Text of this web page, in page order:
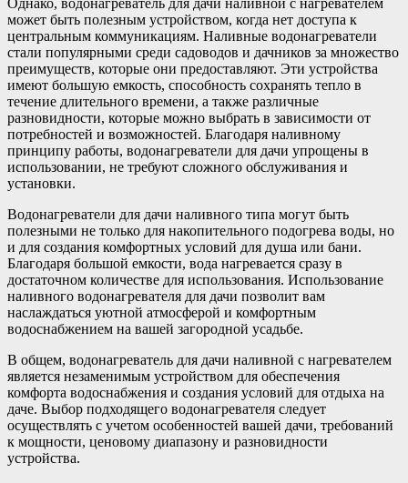
может быть полезным устройством, когда нет доступа к
центральным коммуникациям. Наливные водонагреватели
стали популярными среди садоводов и дачников за множество
преимуществ, которые они предоставляют. Эти устройства
имеют большую емкость, способность сохранять тепло в
течение длительного времени, а также различные
разновидности, которые можно выбрать в зависимости от
потребностей и возможностей. Благодаря наливному
принципу работы, водонагреватели для дачи упрощены в
использовании, не требуют сложного обслуживания и
установки.
Водонагреватели для дачи наливного типа могут быть
полезными не только для накопительного подогрева воды, но
и для создания комфортных условий для душа или бани.
Благодаря большой емкости, вода нагревается сразу в
достаточном количестве для использования. Использование
наливного водонагревателя для дачи позволит вам
наслаждаться уютной атмосферой и комфортным
водоснабжением на вашей загородной усадьбе.
В общем, водонагреватель для дачи наливной с нагревателем
является незаменимым устройством для обеспечения
комфорта водоснабжения и создания условий для отдыха на
даче. Выбор подходящего водонагревателя следует
осуществлять с учетом особенностей вашей дачи, требований
к мощности, ценовому диапазону и разновидности
устройства.